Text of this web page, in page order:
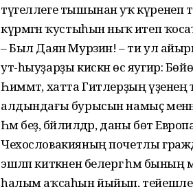
түгеллеге тышынан уҡ күренеп
күрмәгән ҡустыһын ныҡ итеп
– Был Даян Мурзин! – ти ул
ут-һыуҙарҙы кискән өс яугир:
Һиммәт, хатта Гитлерҙың үҙенең
алдындағы бурысын намыҫ менән
Һәм беҙ, әбйәлилдәр, даны бөтә
Чехословакияның почетлы
эшләп киткәнен белергә һәм
һалым аҡсаһын йыйып, тейешле